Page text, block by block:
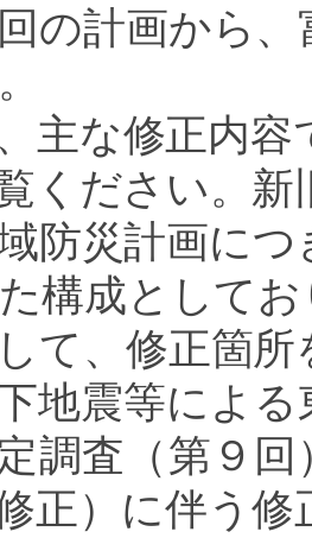
の計画から
主な修正内容
ください。
防災計画につ
構成として
て、修正箇
地震等によ
調査（第９
修正）に伴う